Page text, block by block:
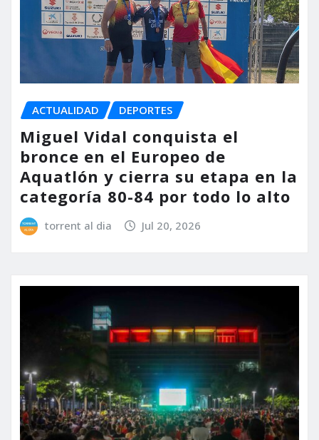
ACTUALIDAD DEPORTES
Miguel Vidal conquista el
bronce en el Europeo de
Aquatlón y cierra su etapa en la
categoría 80-84 por todo lo alto
torrent al dia Jul 20, 2026